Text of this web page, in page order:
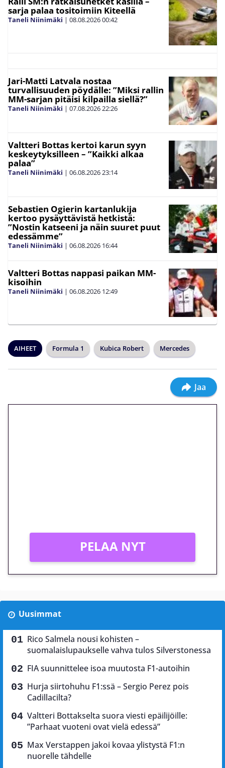
sarja palaa tositoimiin Kiteellä
Taneli Niinimäki | 08.08.202600:42
Jari-Matti Latvala nostaa
turvallisuuden pöydälle: ”Miksi rallin
MM-sarjan pitäisi kilpailla siellä?”
Taneli Niinimäki | 07.08.202622:26
Valtteri Bottas kertoi karun syyn
keskeytyksilleen – ”Kaikki alkaa
palaa”
Taneli Niinimäki | 06.08.202623:14
Sebastien Ogierin kartanlukija
kertoo pysäyttävistä hetkistä:
”Nostin katseeni ja näin suuret puut
edessämme”
Taneli Niinimäki | 06.08.2026 16:44
Valtteri Bottas nappasi paikan MM-
kisoihin
Taneli Niinimäki | 06.08.2026 12:49
AIHEET Formula 1 Kubica Robert Mercedes
Jaa
PELAA NYT
Uusimmat
Rico Salmela nousi kohisten –
suomalaislupaukselle vahva tulos Silverstonessa
FIA suunnittelee isoa muutosta F1-autoihin
Hurja siirtohuhu F1:ssä – Sergio Perez pois
Cadillacilta?
Valtteri Bottakselta suora viesti epäilijöille:
”Parhaat vuoteni ovat vielä edessä”
Max Verstappen jakoi kovaa ylistystä F1:n
nuorelle tähdelle